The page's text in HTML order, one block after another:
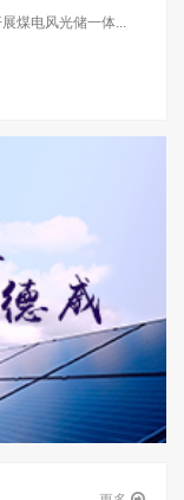
煤电风光储一体...